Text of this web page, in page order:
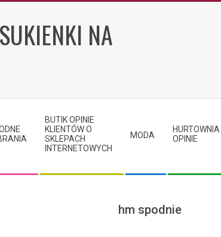
NA
BUTIK OPINIE
KLIENTÓW O
SKLEPACH
INTERNETOWYCH
MODA
HURTOWNIA
OPINIE
hm spodnie